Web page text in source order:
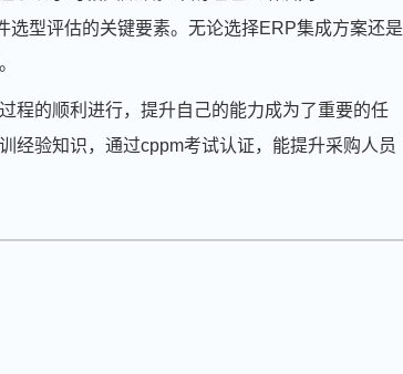
选型评估的关键要素。无论选择ERP集成方案还是
程的顺利进行，提升自己的能力成为了重要的任
经验知识，通过cppm考试认证，能提升采购人员